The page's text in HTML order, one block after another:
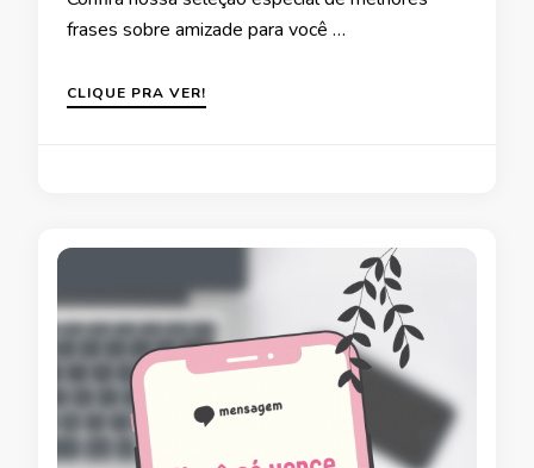
frases sobre amizade para você …
CLIQUE PRA VER!